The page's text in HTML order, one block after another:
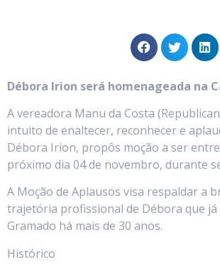
Débora Irion será homenageada na
A vereadora Manu da Costa
intuito de enaltecer, reconhecer e
Débora Irion, propôs moção a ser
próximo dia 04 de novembro, durante
A Moção de Aplausos visa respaldar a
trajetória profissional de Débora que já
Gramado há mais de 30 anos.
Histórico